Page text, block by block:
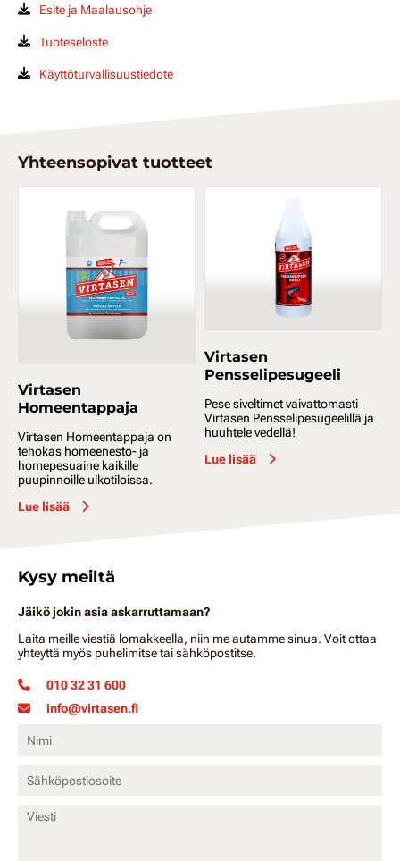
Esite ja Maalausohje
Tuoteseloste
Käyttöturvallisuustiedote
Yhteensopivat tuotteet
Virtasen
Homeentappaja
Virtasen Homeentappaja on
tehokas homeenesto- ja
homepesuaine kaikille
puupinnoille ulkotiloissa.
Lue lisää
Virtasen
Pensselipesugeeli
Pese siveltimet vaivattomasti
Virtasen Pensselipesugeelillä ja
huuhtele vedellä!
Lue lisää
Kysy meiltä
Jäikö jokin asia askarruttamaan?
Laita meille viestiä lomakkeella, niin me autamme sinua. Voit ottaa
yhteyttä myös puhelimitse tai sähköpostitse.
010 32 31 600
info@virtasen.fi